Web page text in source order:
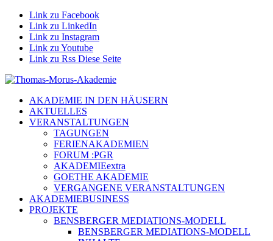
Link zu Facebook
Link zu LinkedIn
Link zu Instagram
Link zu Youtube
Link zu Rss Diese Seite
AKADEMIE IN DEN HÄUSERN
AKTUELLES
VERANSTALTUNGEN
TAGUNGEN
FERIENAKADEMIEN
FORUM :PGR
AKADEMIEextra
GOETHE AKADEMIE
VERGANGENE VERANSTALTUNGEN
AKADEMIEBUSINESS
PROJEKTE
BENSBERGER MEDIATIONS-MODELL
BENSBERGER MEDIATIONS-MODELL